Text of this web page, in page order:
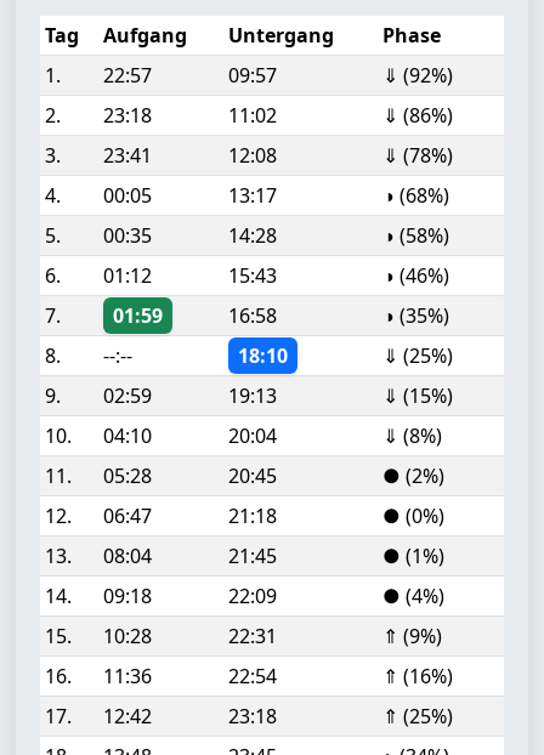
Tag
Aufgang Untergang
Phase
1.
22:57 09:57
⇓ (92%)
2.
23:18 11:02
⇓ (86%)
3.
23:41 12:08
⇓ (78%)
4.
00:05 13:17
◑ (68%)
5.
00:35 14:28
◑ (58%)
6.
01:12 15:43
◑ (46%)
7.
01:59 16:58
◑ (35%)
8.
--:-- 18:10
⇓ (25%)
9.
02:59 19:13
⇓ (15%)
10.
04:10 20:04
⇓ (8%)
11.
05:28 20:45
● (2%)
12.
06:47 21:18
● (0%)
13.
08:04 21:45
● (1%)
14.
09:18 22:09
● (4%)
15.
10:28 22:31
⇑ (9%)
16.
11:36 22:54
⇑ (16%)
17.
12:42 23:18
⇑ (25%)